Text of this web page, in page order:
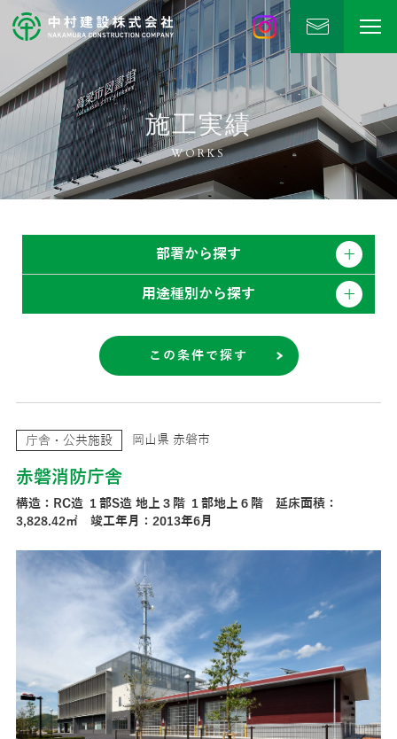
中村建設
公式Instagram
施工実績
WORKS
部署から探す
用途種別から探す
庁舎・公共施設 岡山県 赤磐市
赤磐消防庁舎
構造：RC造 １部S造 地上３階 １部地上６階 延床面積：
3,828.42㎡ 竣工年月：2013年6月